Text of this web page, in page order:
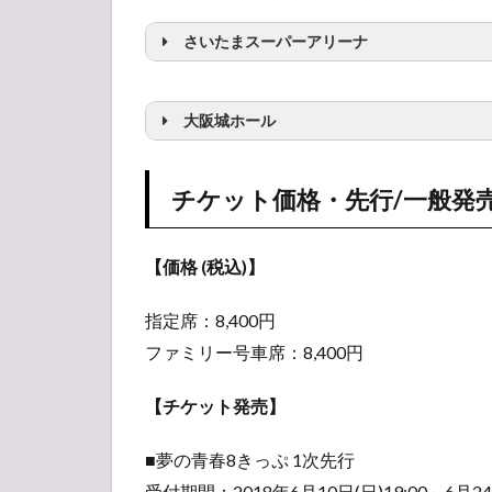
一般
発売
チケ
ット
予想
さいたまスーパーアリーナ
最寄りの駅
最寄り駐車場
大阪城ホール
最寄りの駅
チケット価格・先行/一般発
【価格 (税込)】
指定席：8,400円
ファミリー号車席：8,400円
【チケット発売】
■夢の青春8きっぷ 1次先行